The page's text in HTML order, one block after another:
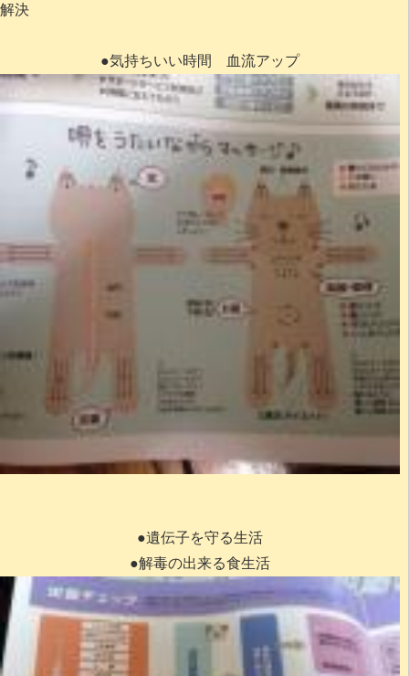
解決
●気持ちいい時間 血流アップ
●遺伝子を守る生活
●解毒の出来る食生活